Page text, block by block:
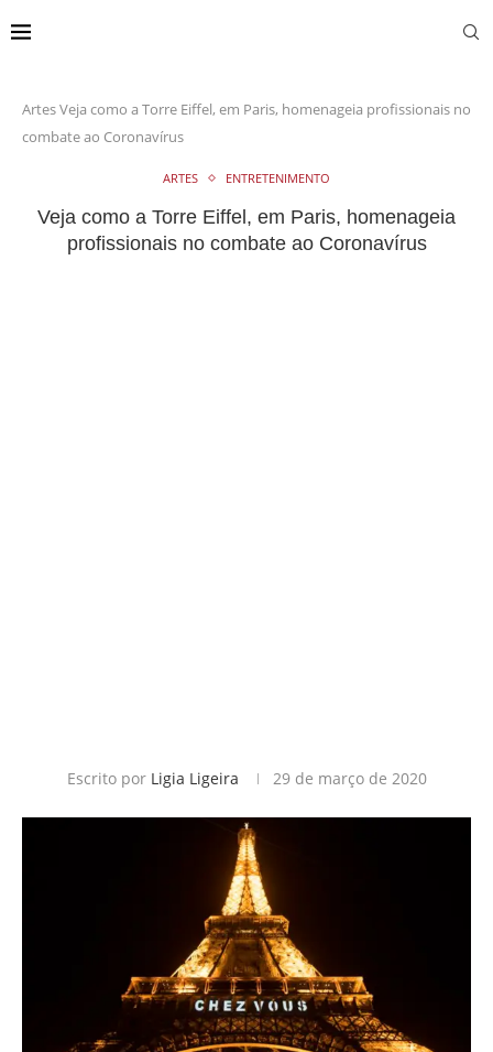
ArtesVeja como a Torre Eiffel, em Paris, homenageia profissionais no
combate ao Coronavírus
ARTES ENTRETENIMENTO
Veja como a Torre Eiffel, em Paris, homenageia
profissionais no combate ao Coronavírus
Escrito por Ligia Ligeira 29 de março de 2020